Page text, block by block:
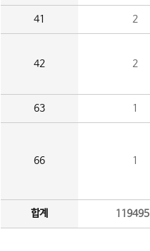
41 2
42 2
63 1
66 1
합계